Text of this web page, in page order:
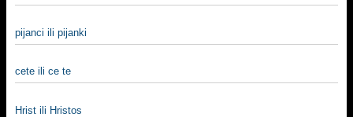
pijanci ili pijanki
cete ili ce te
Hrist ili Hristos